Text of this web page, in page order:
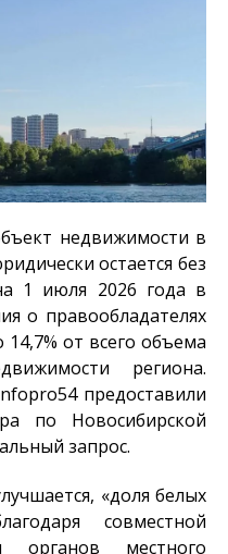
недвижимости в
остается без
1 июля 2026 года в
о правообладателях
от всего объема
региона.
предоставили
по Новосибирской
запрос.
«доля белых
совместной
органов местного